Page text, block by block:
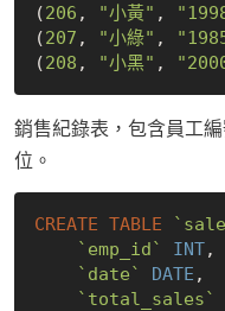
(206 , "小黃" ,
(207 , "小綠" ,
(208 , "小黑" ,
銷售紀錄表，包含員工
位。
CREATE TABLE
`emp_id`
INT,
`date`
DATE ,
`total_sales`